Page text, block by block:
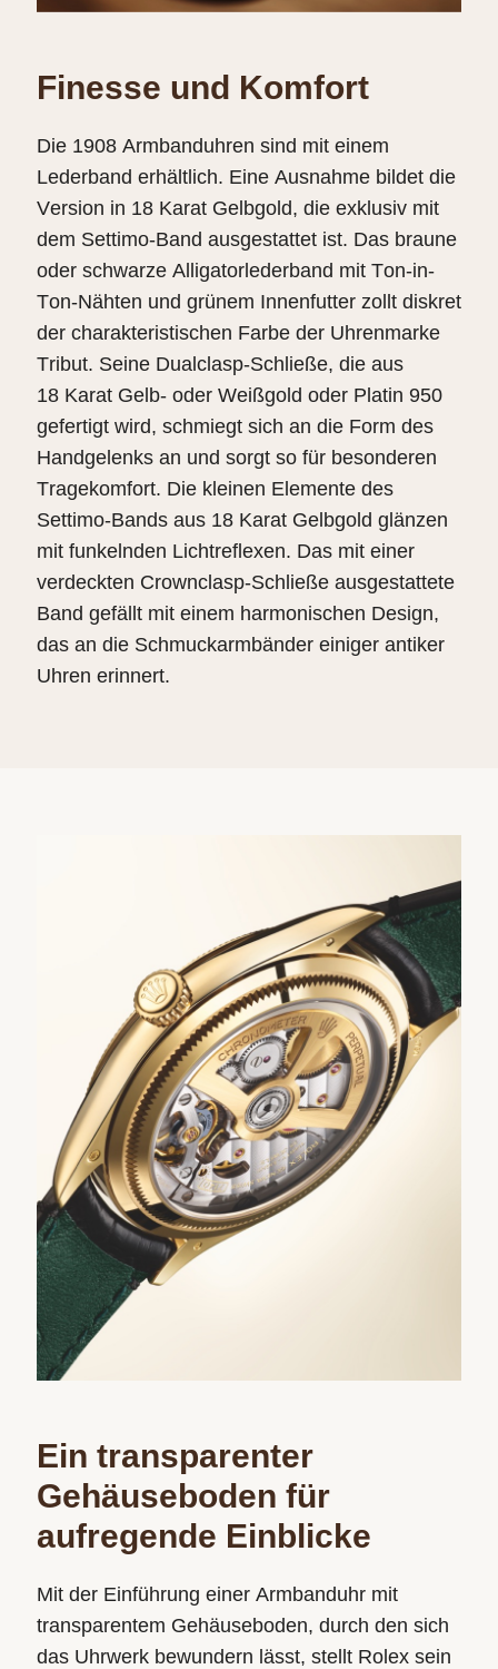
Finesse und Komfort
Die 1908 Armbanduhren sind mit einem
Lederband erhältlich. Eine Ausnahme bildet die
Version in 18 Karat Gelbgold, die exklusiv mit
dem Settimo-Band ausgestattet ist. Das braune
oder schwarze Alligator­­lederband mit Ton-in-
Ton-Nähten und grünem Innenfutter zollt diskret
der charakteristischen Farbe der Uhrenmarke
Tribut. Seine Dualclasp-Schließe, die aus
18 Karat Gelb- oder Weißgold oder Platin 950
gefertigt wird, schmiegt sich an die Form des
Handgelenks an und sorgt so für besonderen
Tragekomfort. Die kleinen Elemente des
Settimo-Bands aus 18 Karat Gelbgold glänzen
mit funkelnden Lichtreflexen. Das mit einer
verdeckten Crownclasp-Schließe ausgestattete
Band gefällt mit einem harmonischen Design,
das an die Schmuckarmbänder einiger antiker
Uhren erinnert.
Ein transparenter
Gehäuseboden für
aufregende Einblicke
Mit der Einführung einer Armbanduhr mit
transparentem Gehäuseboden, durch den sich
das Uhrwerk bewundern lässt, stellt Rolex sein